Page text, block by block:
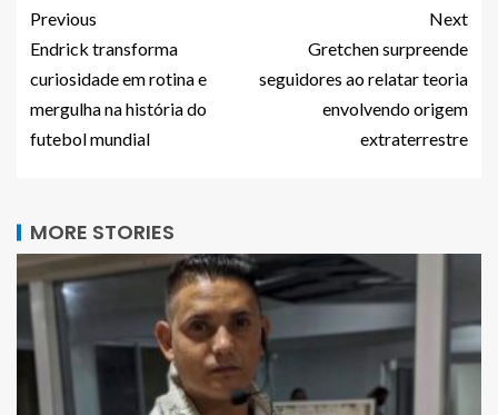
Previous
Endrick transforma
curiosidade em rotina e
mergulha na história do
futebol mundial
Next
Gretchen surpreende
seguidores ao relatar teoria
envolvendo origem
extraterrestre
MORE STORIES